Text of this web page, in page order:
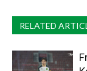
RELATED